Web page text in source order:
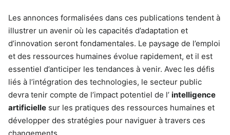
Les annonces formalisées dans ces publications tendent à
illustrer un avenir où les capacités d’adaptation et
d’innovation seront fondamentales. Le paysage de l’emploi
et des ressources humaines évolue rapidement, et il est
essentiel d’anticiper les tendances à venir. Avec les défis
liés à l’intégration des technologies, le secteur public
devra tenir compte de l’impact potentiel de l’ intelligence
artificielle sur les pratiques des ressources humaines et
développer des stratégies pour naviguer à travers ces
changements.